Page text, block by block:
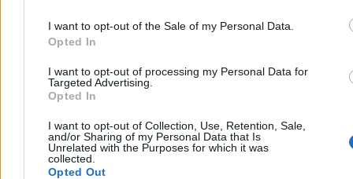
I want to opt-out of the Sale of my Personal Data.
Opted In
I want to opt-out of processing my Personal Data for
Targeted Advertising.
Opted In
I want to opt-out of Collection, Use, Retention, Sale,
and/or Sharing of my Personal Data that Is
Unrelated with the Purposes for which it was
collected.
Opted Out